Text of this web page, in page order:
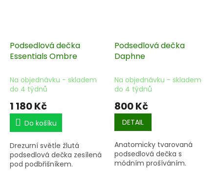
Podsedlová dečka
Essentials Ombre
Na objednávku - skladem
do 4 týdnů
1 180 Kč
Do košíku
Drezurní světle žlutá
podsedlová dečka zesílená
pod podbřišníkem.
Podsedlová dečka
Daphne
Na objednávku - skladem
do 4 týdnů
800 Kč
DETAIL
Anatomicky tvarovaná
podsedlová dečka s
módním prošíváním.